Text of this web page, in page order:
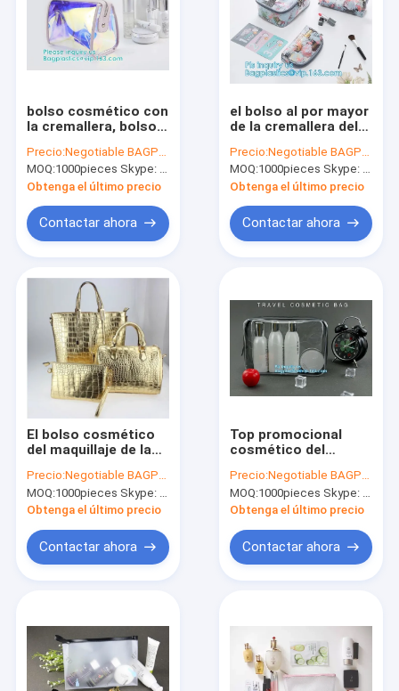
Productos
Sobre nosotros
bolso cosmético con
la cremallera, bolso
del embalaje del PVC
del bolso del barril,
bolso cosmético del
PVC del barril, bolso
del barril del pvc del
vinilo del barril
Precio:Negotiable BAGPLASTICS@YAHOO.COM
MOQ:1000pieces Skype: mydearneil
Obtenga el último precio
Contactar ahora
el bolso al por mayor
de la cremallera del
bolso del maquillaje,
PVC plástico
orgánico empaqueta
la bolsa cosmética
de la cremallera del
artículo de tocador
viaje, drawst
Precio:Negotiable BAGPLASTICS@YAHOO.COM
MOQ:1000pieces Skype: mydearneil
Obtenga el último precio
Contactar ahora
El bolso cosmético
del maquillaje de la
Clear Makeup Bag
modificó tamaños
para requisitos
Precio:Negotiable BAGPLASTICS@YAHOO.COM
MOQ:1000pieces Skype: mydearneil
Obtenga el último precio
Contactar ahora
Top promocional
cosmético del
del artículo de
tocador profesional
de la ejecución
Precio:Negotiable BAGPLASTICS@YAHOO.COM
MOQ:1000pieces Skype: mydearneil
Obtenga el último precio
Contactar ahora